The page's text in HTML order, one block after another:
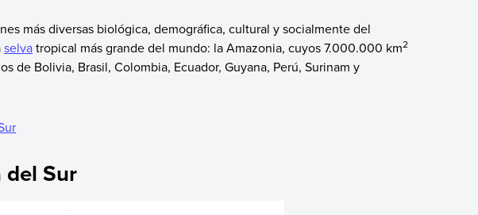
más diversas biológica, demográfica, cultural y socialmente del
selvatropical más grande del mundo: la Amazonia, cuyos 7.000.000 km2
de Bolivia, Brasil, Colombia, Ecuador, Guyana, Perú, Surinam y
Sur